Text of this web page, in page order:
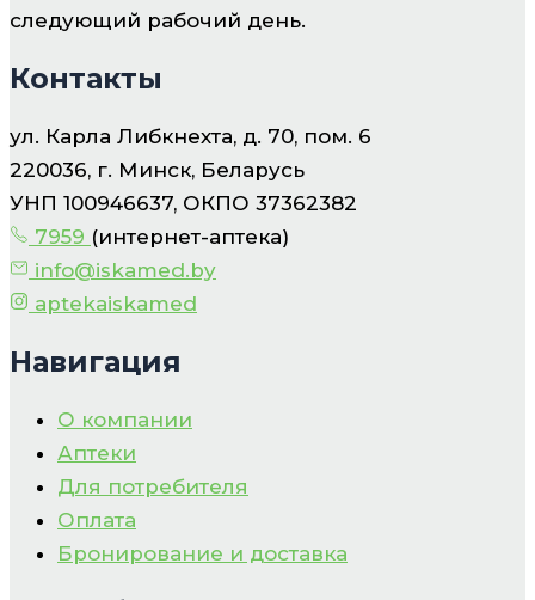
следующий рабочий день.
Контакты
ул. Карла Либкнехта, д. 70, пом. 6
220036, г. Минск, Беларусь
УНП 100946637, ОКПО 37362382
7959 (интернет-аптека)
info@iskamed.by
aptekaiskamed
Навигация
О компании
Аптеки
Для потребителя
Оплата
Бронирование и доставка